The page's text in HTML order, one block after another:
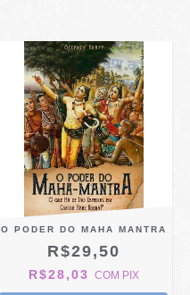
O PODER DO MAHA MANTRA
R$29,50
R$28,03 COM PIX